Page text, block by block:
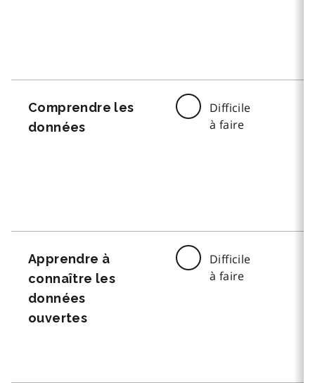
Comprendre les
données
Difficile
à faire
Apprendre à
connaître les
données
ouvertes
Difficile
à faire